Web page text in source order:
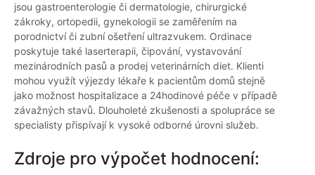
jsou gastroenterologie či dermatologie, chirurgické
zákroky, ortopedii, gynekologii se zaměřením na
porodnictví či zubní ošetření ultrazvukem. Ordinace
poskytuje také laserterapii, čipování, vystavování
mezinárodních pasů a prodej veterinárních diet. Klienti
mohou využít výjezdy lékaře k pacientům domů stejně
jako možnost hospitalizace a 24hodinové péče v případě
závažných stavů. Dlouholeté zkušenosti a spolupráce se
specialisty přispívají k vysoké odborné úrovni služeb.
Zdroje pro výpočet hodnocení: